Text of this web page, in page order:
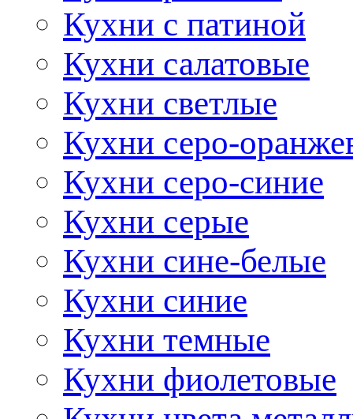
Кухни с патиной
Кухни салатовые
Кухни светлые
Кухни серо-
Кухни серо-синие
Кухни серые
Кухни сине-белые
Кухни синие
Кухни темные
Кухни фиолетовые